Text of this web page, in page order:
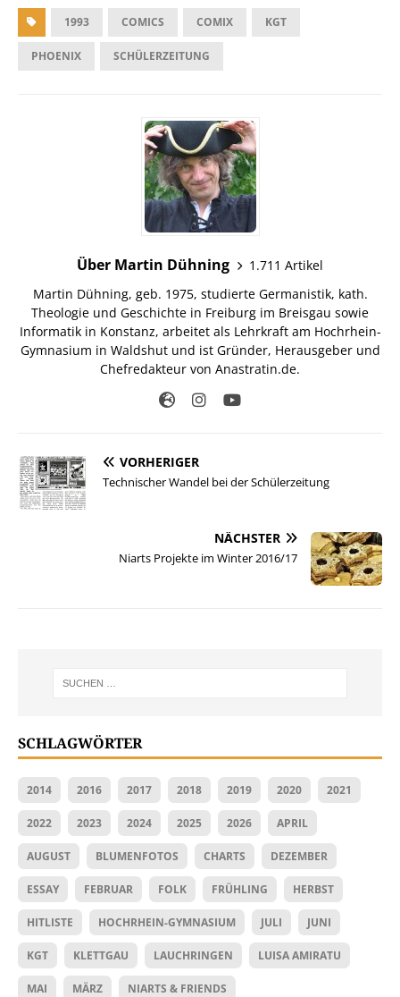
1993 COMICS COMIX KGT
PHOENIX SCHÜLERZEITUNG
Über Martin Dühning
1.711 Artikel
Martin Dühning, geb. 1975, studierte Germanistik, kath.
Theologie und Geschichte in Freiburg im Breisgau sowie
Informatik in Konstanz, arbeitet als Lehrkraft am Hochrhein-
Gymnasium in Waldshut und ist Gründer, Herausgeber und
Chefredakteur von Anastratin.de.
VORHERIGER
Technischer Wandel bei der Schülerzeitung
NÄCHSTER
Niarts Projekte im Winter 2016/17
SCHLAGWÖRTER
2014 2016 2017 2018 2019 2020 2021
2022 2023 2024 2025 2026 APRIL
AUGUST BLUMENFOTOS CHARTS DEZEMBER
ESSAY FEBRUAR FOLK FRÜHLING HERBST
HITLISTE HOCHRHEIN-GYMNASIUM JULI JUNI
KGT KLETTGAU LAUCHRINGEN LUISA AMIRATU
MAI MÄRZ NIARTS & FRIENDS